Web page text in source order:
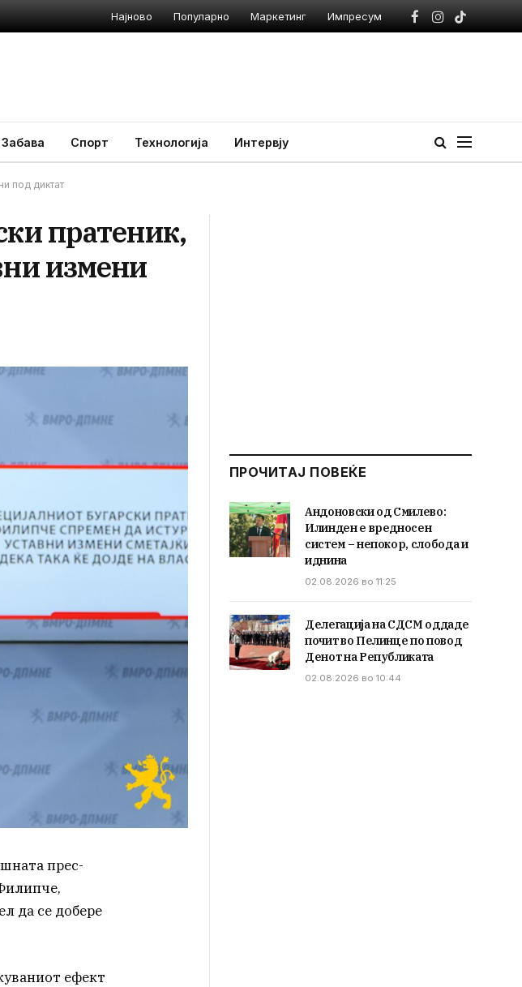
Најново Популарно Маркетинг Импресум
Facebook
Instagram
TikTok
Забава Спорт Технологија Интервју
под диктат
пратеник,
измени
прес-
да се добере
ефект
ПРОЧИТАЈ ПОВЕЌЕ
Андоновски од Смилево:
Илинден е вредносен
систем – непокор, слобода и
иднина
02.08.2026 во 11:25
Делегација на СДСМ оддаде
почит во Пелинце по повод
Денот на Републиката
02.08.2026 во 10:44